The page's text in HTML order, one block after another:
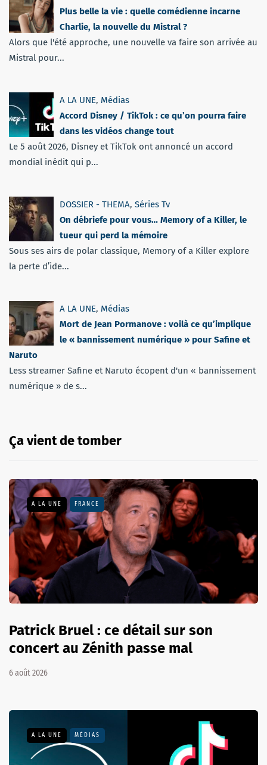
Plus belle la vie : quelle comédienne incarne
Charlie, la nouvelle du Mistral ?
Alors que l'été approche, une nouvelle va faire son arrivée au
Mistral pour...
A LA UNE, Médias
Accord Disney / TikTok : ce qu’on pourra faire
dans les vidéos change tout
Le 5 août 2026, Disney et TikTok ont annoncé un accord
mondial inédit qui p...
DOSSIER - THEMA, Séries Tv
On débriefe pour vous… Memory of a Killer, le
tueur qui perd la mémoire
Sous ses airs de polar classique, Memory of a Killer explore
la perte d’ide...
A LA UNE, Médias
Mort de Jean Pormanove : voilà ce qu’implique
le « bannissement numérique » pour Safine et
Naruto
Less streamer Safine et Naruto écopent d'un « bannissement
numérique » de s...
Ça vient de tomber
A LA UNE FRANCE
Patrick Bruel : ce détail sur son
concert au Zénith passe mal
6 août 2026
A LA UNE MÉDIAS